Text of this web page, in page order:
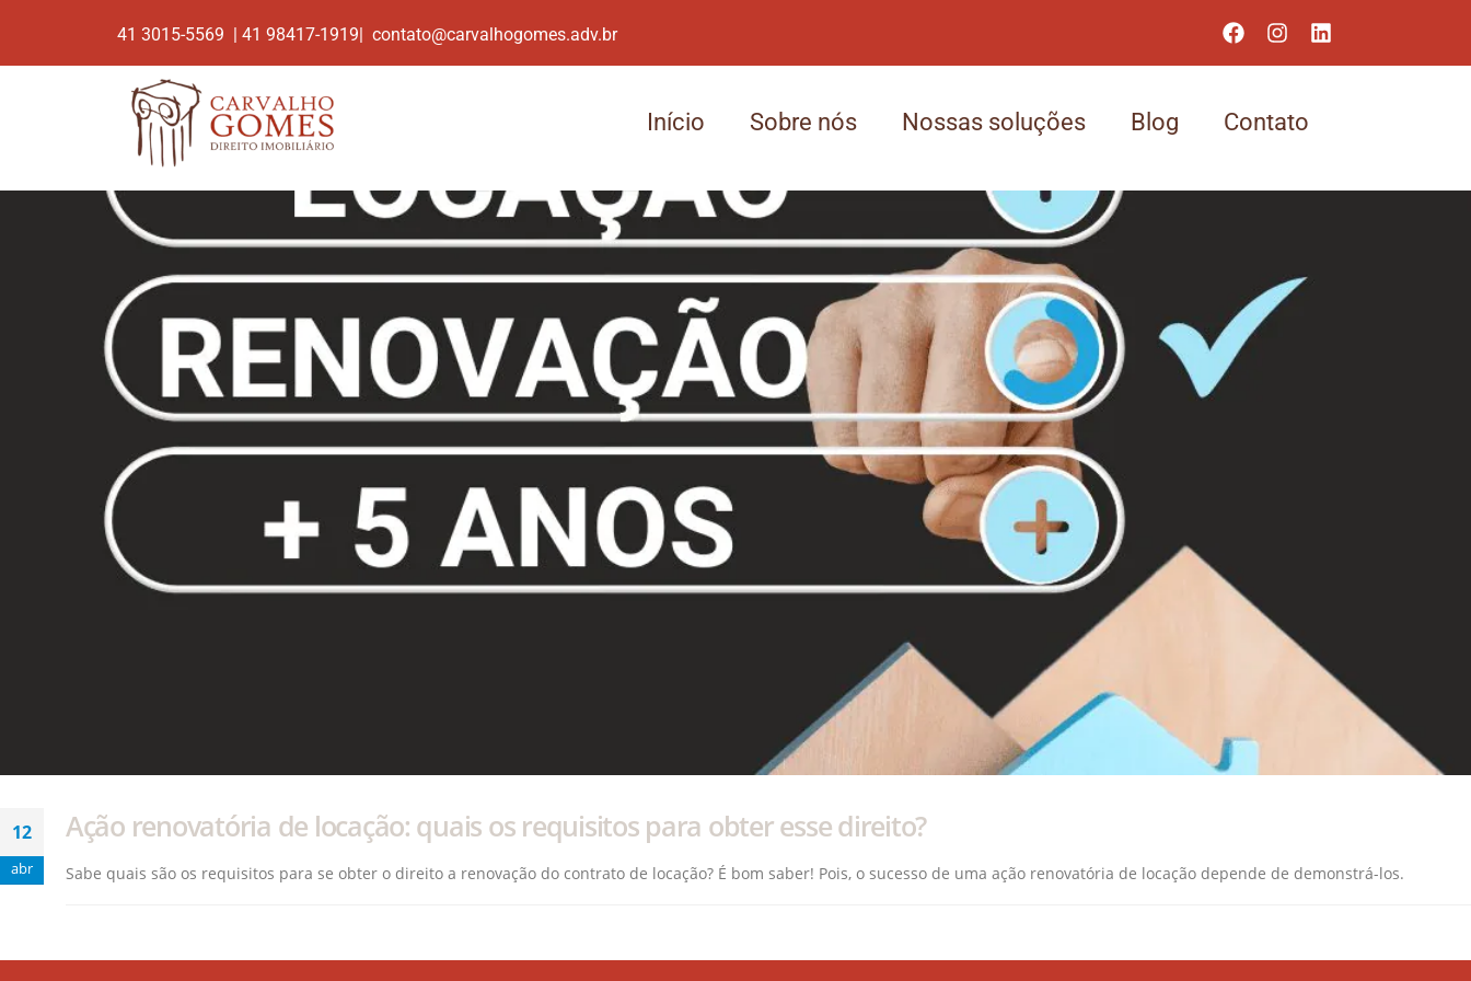
41 3015-5569 | 41 98417-1919| contato@carvalhogomes.adv.br
Início Sobre nós Nossas soluções Blog Contato
12
abr
Ação renovatória de locação: quais os requisitos para obter esse direito?
Sabe quais são os requisitos para se obter o direito a renovação do contrato de locação? É bom saber! Pois, o sucesso de uma ação renovatória de locação depende de demonstrá-los.